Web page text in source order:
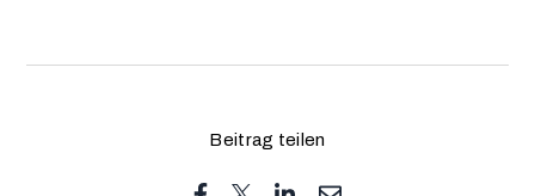
Beitrag teilen